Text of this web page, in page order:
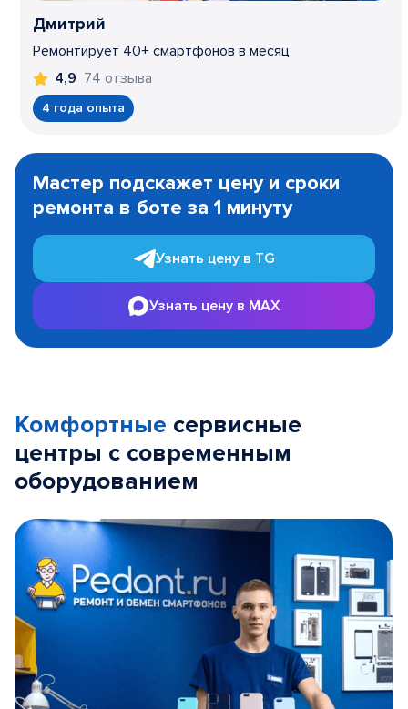
Дмитрий
Ремонтирует 40+ смартфонов в месяц
4,9 74 отзыва
4 года опыта
1
Мастер подскажет цену и сроки
ремонта в боте за 1 минуту
Узнать цену в TG
Узнать цену в MAX
Комфортные сервисные
центры с современным
оборудованием